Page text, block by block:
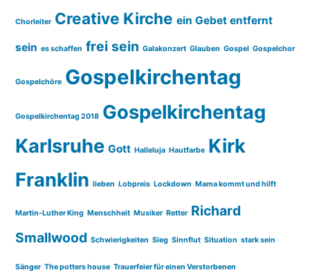
Chorleiter Creative Kirche ein Gebet entfernt
sein es schaffen frei sein Galakonzert Glauben Gospel Gospelchor
Gospelchöre Gospelkirchentag
Gospelkirchentag 2018 Gospelkirchentag
Karlsruhe Gott Halleluja Hautfarbe Kirk
Franklin lieben Lobpreis Lockdown Mama kommt und hilft
Martin-Luther King Menschheit Musiker Retter Richard
Smallwood Schwierigkeiten Sieg Sinnflut Situation stark sein
Sänger The potters house Trauerfeier für einen Verstorbenen